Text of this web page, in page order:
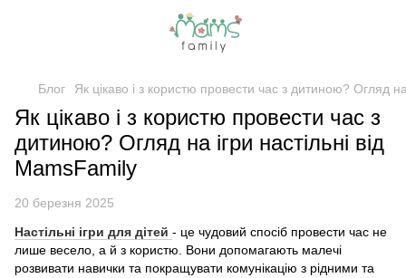
Блог Як цікаво і з користю провести час з дитиною? Огляд
Як цікаво і з користю провести час з
дитиною? Огляд на ігри настільні від
MamsFamily
20 березня 2025
Настільні ігри для дітей - це чудовий спосіб провести час не
лише весело, а й з користю. Вони допомагають малечі
розвивати навички та покращувати комунікацію з рідними та